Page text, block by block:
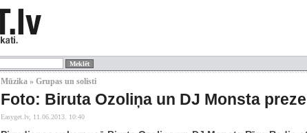
Mūzika » Grupas un solisti
Foto: Biruta Ozoliņa un DJ Monsta
Easyget.lv, 11.06.2013. 10:40